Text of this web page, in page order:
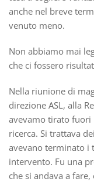
anche nel breve
venuto meno.
Non abbiamo mai
che ci fossero
Nella riunione di
direzione ASL, alla
avevamo tirato fuori
ricerca. Si trattava
avevano terminato i
intervento. Fu una
che si andava a